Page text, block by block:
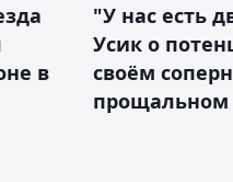
в
"У нас есть
Усик о
своём
прощальном